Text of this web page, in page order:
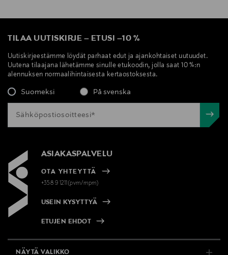
TILAA UUTISKIRJE – ETUSI –10 %
Uutiskirjeestämme löydät parhaat edut ja ajankohtaiset uutuudet.
Uutena tilaajana lähetämme sinulle etukoodin, jolla saat 10 %:n
alennuksen normaalihintaisesta kertaostoksesta.
Suomeksi På svenska
ASIAKASPALVELU
OTA YHTEYTTÄ
+358 9 1211(pvm/mpm)
USEIN KYSYTTYÄ
ETUJEN EHDOT
NÄYTÄ VALIKKO